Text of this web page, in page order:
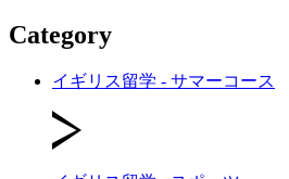
Category
イギリス留学 - サマーコース